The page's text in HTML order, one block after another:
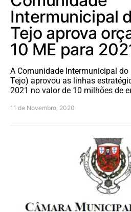
Intermunicipal
Tejo aprova
10 ME para
A Comunidade Intermunicipal
Tejo) aprovou as linhas
2021 no valor de 10 milhões de
11 de Novembro, 2020